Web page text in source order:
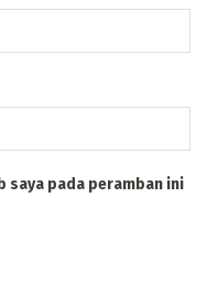
saya pada peramban ini